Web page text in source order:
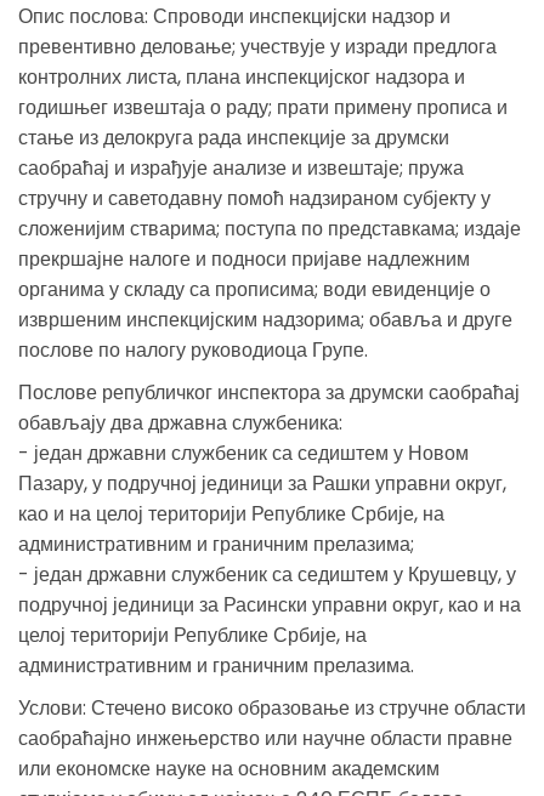
Опис послова: Спроводи инспекцијски надзор и
превентивно деловање; учествује у изради предлога
контролних листа, плана инспекцијског надзора и
годишњег извештаја о раду; прати примену прописа и
стање из делокруга рада инспекције за друмски
саобраћај и израђује анализе и извештаје; пружа
стручну и саветодавну помоћ надзираном субјекту у
сложенијим стварима; поступа по представкама; издаје
прекршајне налоге и подноси пријаве надлежним
органима у складу са прописима; води евиденције о
извршеним инспекцијским надзорима; обавља и друге
послове по налогу руководиоца Групе.
Послове републичког инспектора за друмски саобраћај
обављају два државна службеника:
- један државни службеник са седиштем у Новом
Пазару, у подручној јединици за Рашки управни округ,
као и на целој територији Републике Србије, на
административним и граничним прелазима;
- један државни службеник са седиштем у Крушевцу, у
подручној јединици за Расински управни округ, као и на
целој територији Републике Србије, на
административним и граничним прелазима.
Услови: Стечено високо образовање из стручне области
саобраћајно инжењерство или научне области правне
или економске науке на основним академским